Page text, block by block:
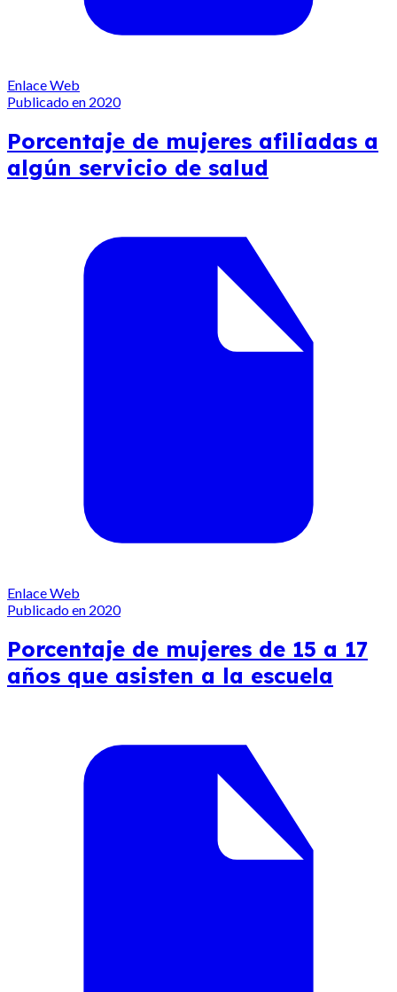
Enlace Web
Publicado en 2020
Porcentaje de mujeres afiliadas a
algún servicio de salud
Enlace Web
Publicado en 2020
Porcentaje de mujeres de 15 a 17
años que asisten a la escuela